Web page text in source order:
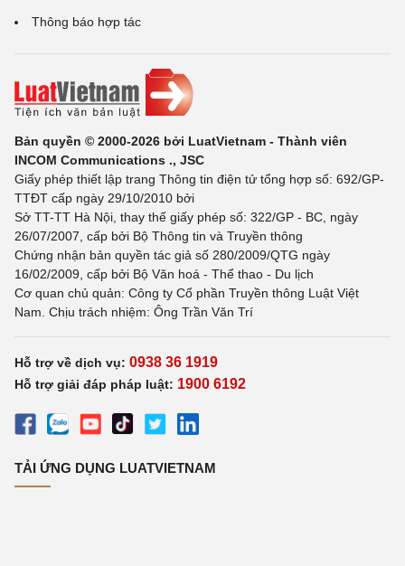
Thông báo hợp tác
Bản quyền © 2000-2026 bởi LuatVietnam - Thành viên
INCOM Communications ., JSC
Giấy phép thiết lập trang Thông tin điện tử tổng hợp số: 692/GP-
TTĐT cấp ngày 29/10/2010 bởi
Sở TT-TT Hà Nội, thay thế giấy phép số: 322/GP - BC, ngày
26/07/2007, cấp bởi Bộ Thông tin và Truyền thông
Chứng nhận bản quyền tác giả số 280/2009/QTG ngày
16/02/2009, cấp bởi Bộ Văn hoá - Thể thao - Du lịch
Cơ quan chủ quản: Công ty Cổ phần Truyền thông Luật Việt
Nam. Chịu trách nhiệm: Ông Trần Văn Trí
Hỗ trợ về dịch vụ: 0938 36 1919
Hỗ trợ giải đáp pháp luật: 1900 6192
TẢI ỨNG DỤNG LUATVIETNAM